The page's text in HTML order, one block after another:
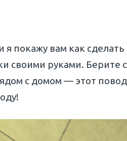
я покажу вам как
своими руками. Берите
с домом — этот